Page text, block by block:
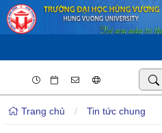
Trang chủ / Tin tức chung